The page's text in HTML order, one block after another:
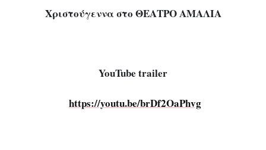
Χριστούγεννα στο ΘΕΑΤΡΟ ΑΜΑΛΙΑ
YouTube trailer
https://youtu.be/brDf2OaPhvg